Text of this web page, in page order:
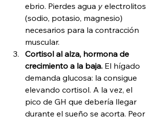
ebrio. Pierdes agua ­y electrolitos
(sodio, potasio, magnesio)
necesarios para la contracción
muscular.
Cortisol al alza, hormona de
crecimiento a la baja. El hígado
demanda glucosa: la consigue
elevando cortisol. A la vez, el
pico de GH que debería llegar
durante el sueño se acorta. Peor